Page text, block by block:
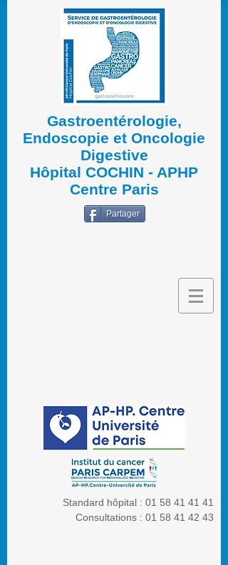
Gastroentérologie,
Endoscopie et Oncologie
Digestive
Hôpital COCHIN - APHP
Centre Paris
Partager
Standard hôpital : 01 58 41 41 41
Consultations : 01 58 41 42 43